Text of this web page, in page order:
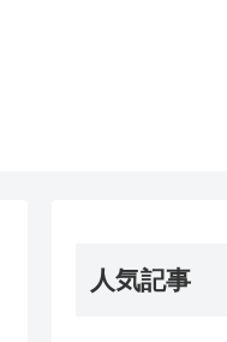
人気記事